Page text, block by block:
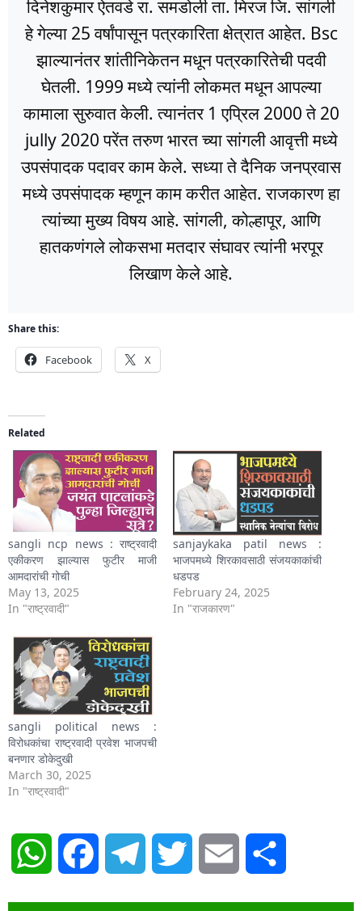
दिनेशकुमार ऐतवडे रा. समडोली ता. मिरज जि. सांगली
हे गेल्या 25 वर्षांपासून पत्रकारिता क्षेत्रात आहेत. Bsc
झाल्यानंतर शांतीनिकेतन मधून पत्रकारितेची पदवी
घेतली. 1999 मध्ये त्यांनी लोकमत मधून आपल्या
कामाला सुरुवात केली. त्यानंतर 1 एप्रिल 2000 ते 20
jully 2020 परेंत तरुण भारत च्या सांगली आवृत्ती मध्ये
उपसंपादक पदावर काम केले. सध्या ते दैनिक जनप्रवास
मध्ये उपसंपादक म्हणून काम करीत आहेत. राजकारण हा
त्यांच्या मुख्य विषय आहे. सांगली, कोल्हापूर, आणि
हातकणंगले लोकसभा मतदार संघावर त्यांनी भरपूर
लिखाण केले आहे.
Share this:
Facebook X
Related
sangli ncp news : राष्ट्रवादी
एकीकरण झाल्यास फुटीर माजी
आमदारांची गोची
May 13, 2025
In "राष्ट्रवादी"
sanjaykaka patil news :
भाजपमध्ये शिरकावसाठी संजयकाकांची
धडपड
February 24, 2025
In "राजकारण"
sangli political news :
विरोधकांचा राष्ट्रवादी प्रवेश भाजपची
बनणार डोकेदुखी
March 30, 2025
In "राष्ट्रवादी"
WhatsAppFacebook Telegram Twitter Email